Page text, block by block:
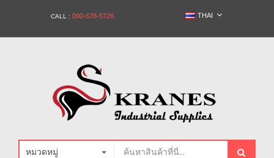
CALL : 090-678-5726 THAI
หมวดหมู่